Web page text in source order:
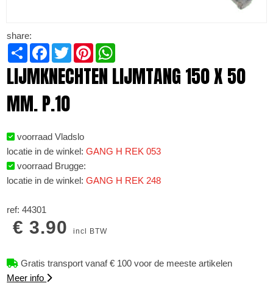
share:
Share Facebook
TwitterPinterest
LIJMKNECHTEN LIJMTANG 150 X 50
MM. P.10
voorraad Vladslo
locatie in de winkel:GANG H REK 053
voorraad Brugge:
locatie in de winkel:GANG H REK 248
ref: 44301
€ 3.90incl BTW
Gratis transport vanaf € 100 voor de meeste artikelen
Meer info